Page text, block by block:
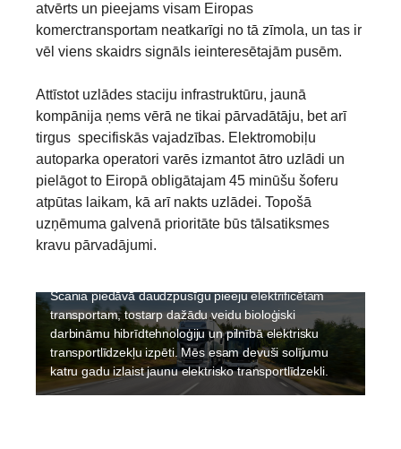
atvērts un pieejams visam Eiropas
komerctransportam neatkarīgi no tā zīmola, un tas ir
vēl viens skaidrs signāls ieinteresētajām pusēm.
Attīstot uzlādes staciju infrastruktūru, jaunā
kompānija ņems vērā ne tikai pārvadātāju, bet arī
tirgus specifiskās vajadzības. Elektromobiļu
autoparka operatori varēs izmantot ātro uzlādi un
pielāgot to Eiropā obligātajam 45 minūšu šoferu
atpūtas laikam, kā arī nakts uzlādei. Topošā
uzņēmuma galvenā prioritāte būs tālsatiksmes
kravu pārvadājumi.
Elektrifikācija
Uzņēmumā Scania ilgtspējība ir augsta prioritāte, un
Scania piedāvā daudzpusīgu pieeju elektrificētam
transportam, tostarp dažādu veidu bioloģiski
darbināmu hibrīdtehnoloģiju un pilnībā elektrisku
transportlīdzekļu izpēti. Mēs esam devuši solījumu
katru gadu izlaist jaunu elektrisko transportlīdzekli.